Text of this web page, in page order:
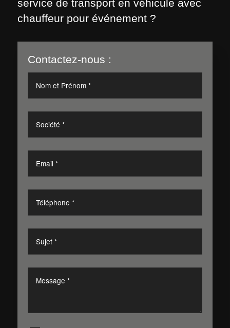
service de transport en véhicule avec
chauffeur pour événement ?
Contactez-nous :